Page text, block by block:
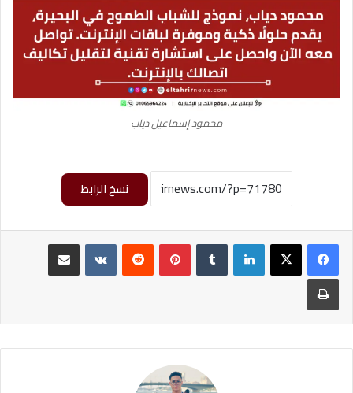
محمود إسماعيل دياب
نسخ الرابط
لينكدإن بينتيريست
طباعة